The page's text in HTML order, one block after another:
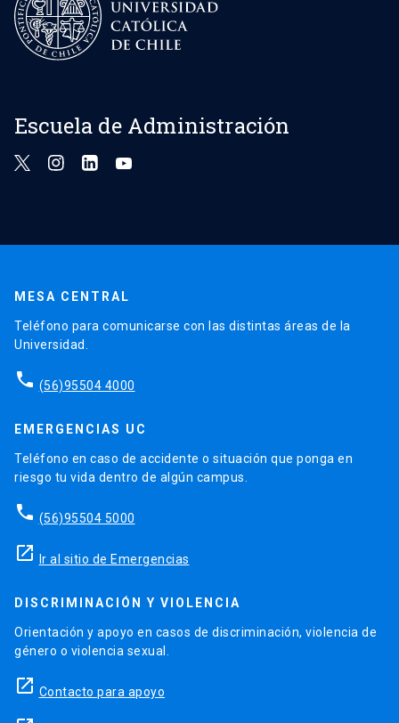
Escuela de Administración
MESA CENTRAL
Teléfono para comunicarse con las distintas áreas de la
Universidad.
phone (56)95504 4000
EMERGENCIAS UC
Teléfono en caso de accidente o situación que ponga en
riesgo tu vida dentro de algún campus.
phone (56)95504 5000
launch Ir al sitio de Emergencias
DISCRIMINACIÓN Y VIOLENCIA
Orientación y apoyo en casos de discriminación, violencia de
género o violencia sexual.
launch Contacto para apoyo